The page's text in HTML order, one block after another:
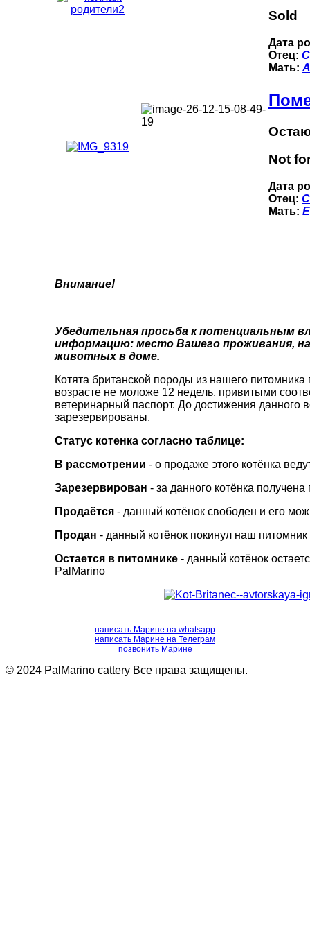
Sold
Дата
Отец:
Мать:
Not
Дата
Отец:
Мать:
Внимание!
Убедительная просьба к потенциальным
информацию: место Вашего проживания,
животных в доме.
Котята британской породы из нашего
возрасте не моложе 12 недель, привитыми
ветеринарный паспорт. До достижения данного
зарезервированы.
Cтатус котенка согласно таблице:
В рассмотрении - о продаже этого котёнка
Зарезервирован - за данного котёнка
Продаётся - данный котёнок свободен и его
Продан - данный котёнок покинул наш
Остается в питомнике - данный котёнок
PalMarino
написать Марине на whatsapp
написать Марине на Телеграм
позвонить Марине
© 2024 PalMarino cattery Все права защищены.